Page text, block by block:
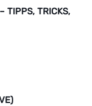
TIPPS, TRICKS,